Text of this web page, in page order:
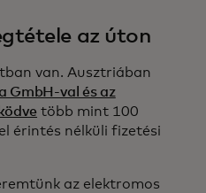
az úton
van. Ausztriában
GmbH-val és az
több mint 100
érintés nélküli fizetési
az elektromos